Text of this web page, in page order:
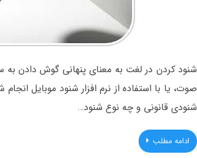
شنود کردن در لغت به معنای پنهانی گوش دادن
صوت، یا با استفاده از نرم افزار شنود موبایل
شنودی قانونی و چه نوع شنود…
ادامه مطلب